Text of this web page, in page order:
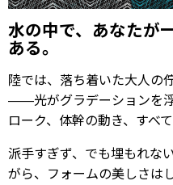
水の中で、あなたが
ある。
陸では、落ち着いた大人の
——光がグラデーションを
ローク、体幹の動き、すべ
派手すぎず、でも埋もれな
がら、フォームの美しさは